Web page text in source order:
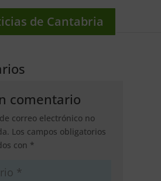
de Cantabria
comentario
correo electrónico no
Los campos obligatorios
con *